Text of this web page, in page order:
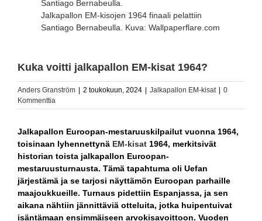
isompanaJalkapallon EM-kisojen 1964 finaali pelattiin
Santiago Bernabeulla. Kuva: Wallpaperflare.com
Kuka voitti jalkapallon EM-kisat 1964?
Anders Granström 2 toukokuun, 2024 Jalkapallon EM-kisat
0
Kommenttia
Jalkapallon Euroopan-mestaruuskilpailut vuonna 1964,
toisinaan lyhennettynä EM-kisat 1964, merkitsivät
historian toista jalkapallon Euroopan-
mestaruusturnausta. Tämä tapahtuma oli Uefan
järjestämä ja se tarjosi näyttämön Euroopan parhaille
maajoukkueille. Turnaus pidettiin Espanjassa, ja sen
aikana nähtiin jännittäviä otteluita, jotka huipentuivat
isäntämaan ensimmäiseen arvokisavoittoon. Vuoden